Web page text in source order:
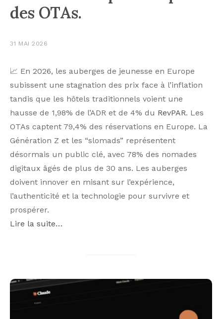
des OTAs.
31 MAI 2026
📈 En 2026, les auberges de jeunesse en Europe
subissent une stagnation des prix face à l’inflation
tandis que les hôtels traditionnels voient une
hausse de 1,98% de l’ADR et de 4% du RevPAR. Les
OTAs captent 79,4% des réservations en Europe. La
Génération Z et les “slomads” représentent
désormais un public clé, avec 78% des nomades
digitaux âgés de plus de 30 ans. Les auberges
doivent innover en misant sur l’expérience,
l’authenticité et la technologie pour survivre et
prospérer.
Lire la suite…